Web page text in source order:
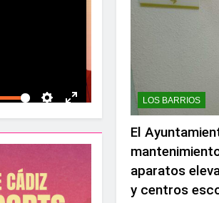
Parques y Jardines lleva a cabo
La Mancomunidad y el Banco de
2 Semanas Atrás
Tráfico especial para despedir la
2 Semanas Atrás
La feria se despide por todo lo
LOS BARRIOS
El
aparatos
y centros